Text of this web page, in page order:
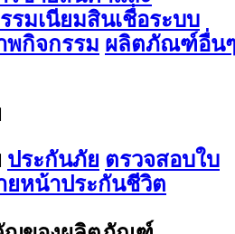
รมเนียมสินเชื่อระบบ
พกิจกรรม ผลิตภัณฑ์อื่น
ประกันภัย ตรวจสอบใบ
หน้าประกันชีวิต